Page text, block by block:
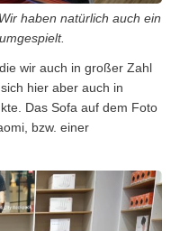
haben natürlich auch ein
wir auch in großer Zahl
hier aber auch in
Das Sofa auf dem Foto
bzw. einer